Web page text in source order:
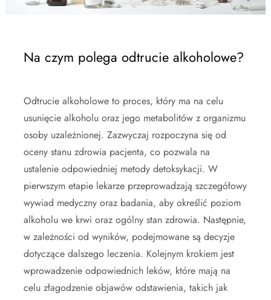
Na czym polega odtrucie alkoholowe?
Odtrucie alkoholowe to proces, który ma na celu
usunięcie alkoholu oraz jego metabolitów z organizmu
osoby uzależnionej. Zazwyczaj rozpoczyna się od
oceny stanu zdrowia pacjenta, co pozwala na
ustalenie odpowiedniej metody detoksykacji. W
pierwszym etapie lekarze przeprowadzają szczegółowy
wywiad medyczny oraz badania, aby określić poziom
alkoholu we krwi oraz ogólny stan zdrowia. Następnie,
w zależności od wyników, podejmowane są decyzje
dotyczące dalszego leczenia. Kolejnym krokiem jest
wprowadzenie odpowiednich leków, które mają na
celu złagodzenie objawów odstawienia, takich jak